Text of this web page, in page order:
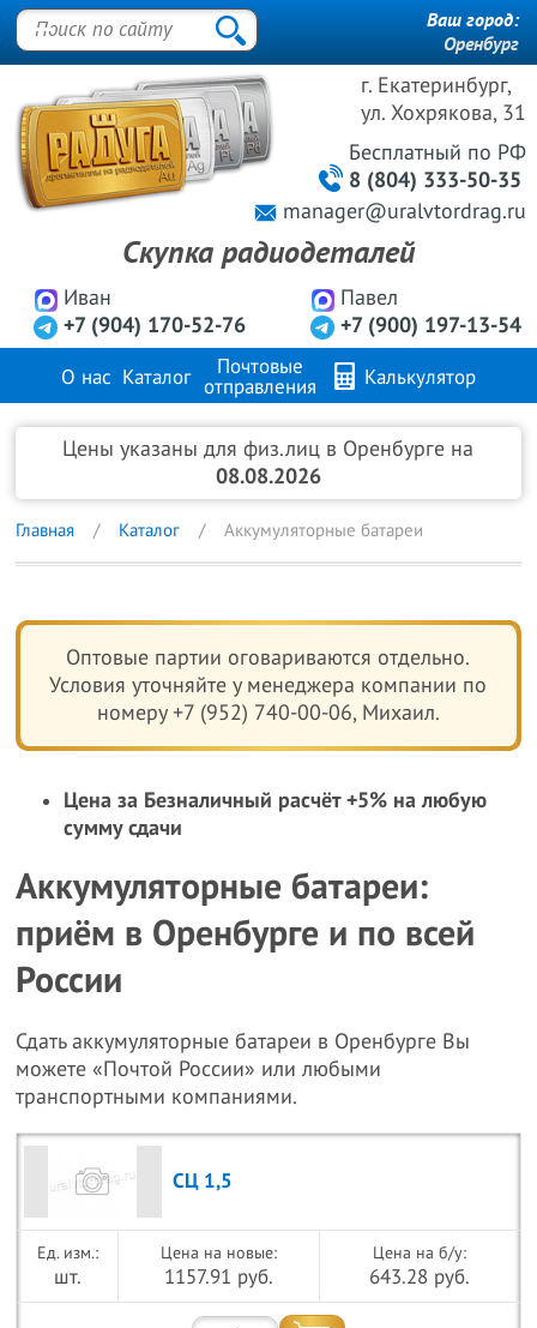
г. Екатеринбург,
ул. Хохрякова, 31
Иван
+7 (904) 170-52-76
Павел
+7 (900) 197-13-54
Бесплатный по РФ
8 (804) 333-50-35
manager@uralvtordrag.ru
Скупка радиодеталей
Ваш город:
Оренбург
О нас Каталог
Почтовые
отправления
Калькулятор
Продажа металлов Контакты
Цены указаны для физ.лиц в Оренбурге на
08.08.2026
Главная Каталог Аккумуляторные батареи
Оптовые партии оговариваются отдельно.
Условия уточняйте у менеджера компании по
номеру +7 (952) 740-00-06, Михаил.
Цена за Безналичный расчёт +5% на любую
сумму сдачи
Аккумуляторные батареи:
приём в Оренбурге и по всей
России
Сдать аккумуляторные батареи в Оренбурге Вы
можете «Почтой России» или любыми
транспортными компаниями.
СЦ 1,5
шт.
Цена на новые:
1157.91 руб.
Цена на б/у:
643.28 руб.